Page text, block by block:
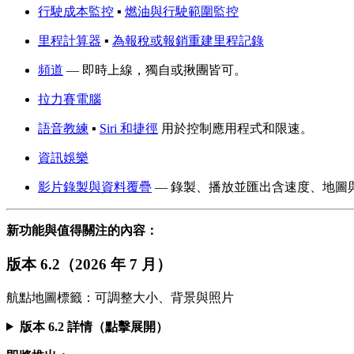
行駛成本監控 ▪︎ 燃油與行駛範圍監控
里程計算器 ▪︎ 為報稅或報銷重建里程記錄
頻道 — 即時上線，獨自或揪團皆可。
拉力賽電腦
語音教練 ▪︎ Siri 和捷徑 用於控制應用程式和限速。
資訊娛樂
影片錄製與資料覆疊 — 錄製、播放並匯出含速度、地圖
新功能與值得關注的內容：
版本 6.2（2026 年 7 月）
航點地圖標籤：可調整大小、背景與照片
版本 6.2 詳情（點擊展開）